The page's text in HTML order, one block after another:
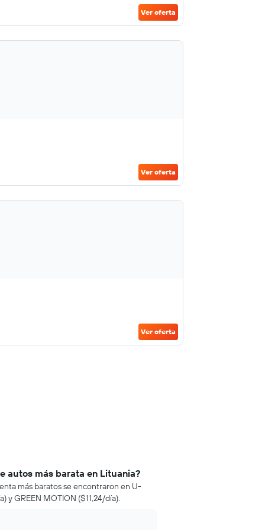
Ver oferta
Ver oferta
Ver oferta
autos más barata en Lituania?
más baratos se encontraron en U-
y GREEN MOTION ($11,24/día).